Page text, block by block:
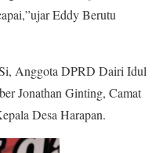
Eddy Berutu
Anggota DPRD Dairi Idul
Jonathan Ginting, Camat
Desa Harapan.